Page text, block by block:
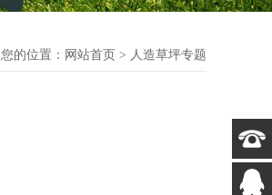
您的位置： 网站首页 > 人造草坪专题